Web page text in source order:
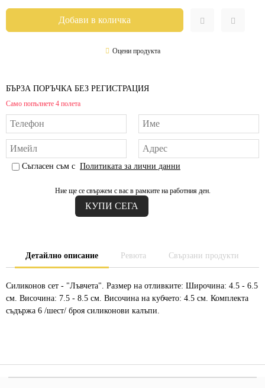
Оцени продукта
БЪРЗА ПОРЪЧКА БЕЗ РЕГИСТРАЦИЯ
Само попълнете 4 полета
Съгласен съм с Политиката за лични данни
Ние ще се свържем с вас в рамките на работния ден.
Детайлно описание Ревюта Свързани продукти
Силиконов сет - "Лъвчета". Размер на отливките: Широчина: 4.5 - 6.5
см. Височина: 7.5 - 8.5 см. Височина на кубчето: 4.5 см. Комплекта
съдържа 6 /шест/ броя силиконови калъпи.